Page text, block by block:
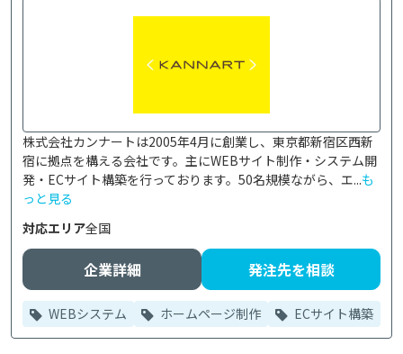
株式会社カンナートは2005年4月に創業し、東京都新宿区西新
宿に拠点を構える会社です。主にWEBサイト制作・システム開
発・ECサイト構築を行っております。50名規模ながら、エ...も
っと見る
対応エリア全国
企業詳細 発注先を相談
WEBシステム ホームページ制作 ECサイト構築